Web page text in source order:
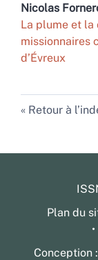
Nicolas
La plume et
missionnaires
d’Évreux
Retour à
Plan du
Conception